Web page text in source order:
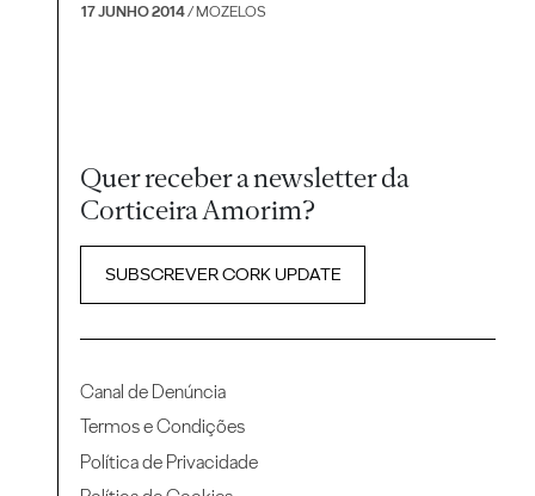
17 JUNHO 2014/ MOZELOS
Quer receber a newsletter da
Corticeira Amorim?
SUBSCREVER CORK UPDATE
Canal de Denúncia
Termos e Condições
Política de Privacidade